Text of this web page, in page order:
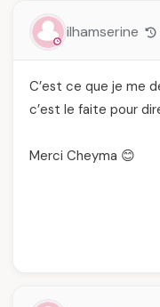
ilhamserine
C’est ce que je me
c’est le faite pour
Merci Cheyma 😊